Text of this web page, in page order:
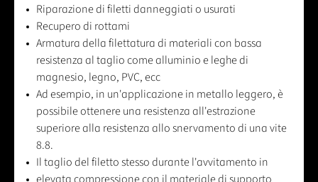
Riparazione di filetti danneggiati o usurati
Recupero di rottami
Armatura della filettatura di materiali con bassa
resistenza al taglio come alluminio e leghe di
magnesio, legno, PVC, ecc
Ad esempio, in un'applicazione in metallo leggero, è
possibile ottenere una resistenza all'estrazione
superiore alla resistenza allo snervamento di una vite
8.8.
Il taglio del filetto stesso durante l'avvitamento in